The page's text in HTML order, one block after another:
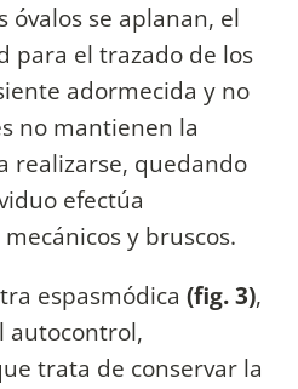
óvalos se aplanan, el
para el trazado de los
adormecida y no
no mantienen la
realizarse, quedando
efectúa
y bruscos.
espasmódica (fig. 3),
autocontrol,
trata de conservar la